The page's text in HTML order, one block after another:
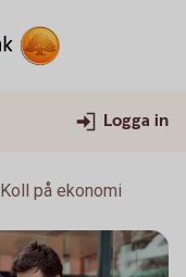
Logga in
Koll på ekonomi